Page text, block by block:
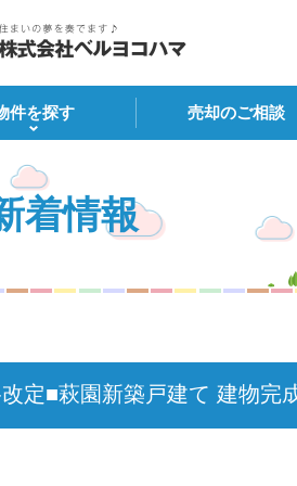
件を探す 売却のご相談
着情報
定■萩園新築戸建て 建物完